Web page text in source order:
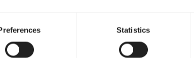
Statistics